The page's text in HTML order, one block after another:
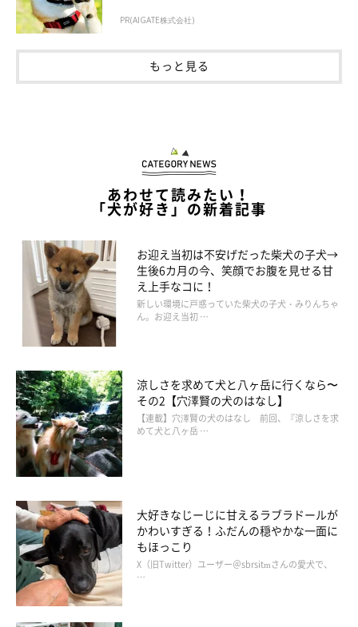
PR(AIGATE株式会社)
もっと見る
あわせて読みたい！
「犬が好き」の新着記事
お迎え当初は不安げだった柴犬の子犬→
生後6カ月の今、笑顔でお腹を見せる甘
え上手なコに！
新しい環境に戸惑っていた柴犬の子犬・みりんちゃ
ん。お迎え当初 …
涼しさを求めて犬と八ヶ岳に行くなら〜
その2【穴澤賢の犬のはなし】
【連載】穴澤賢の犬のはなし 前回、『涼しさを求
めて犬と八ヶ岳 …
大好きなじーじに甘えるラブラドールが
かわいすぎる！ふだんの穏やかな一面に
もほっこり
X（旧Twitter）ユーザー＠sbrsitmさんの愛犬で、
…